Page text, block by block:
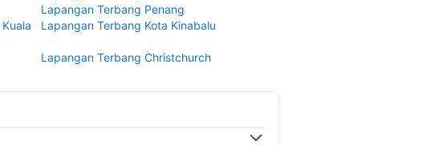
Lapangan Terbang Penang
Lapangan Terbang Kota Kinabalu
Lapangan Terbang Christchurch